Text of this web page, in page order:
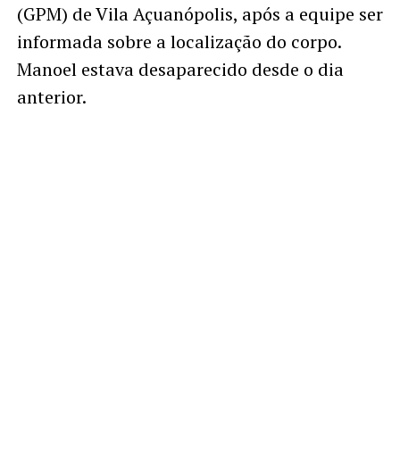
(GPM) de Vila Açuanópolis, após a equipe ser
informada sobre a localização do corpo.
Manoel estava desaparecido desde o dia
anterior.